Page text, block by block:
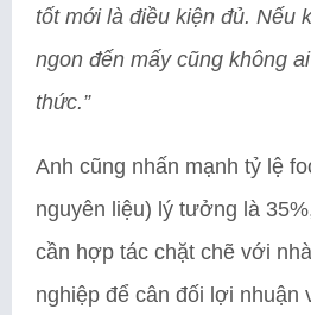
tốt mới là điều kiện đủ. Nếu
ngon đến mấy cũng không
thức.”
Anh cũng nhấn mạnh tỷ lệ
nguyên liệu) lý tưởng là
cần hợp tác chặt chẽ với
nghiệp để cân đối lợi nhuận